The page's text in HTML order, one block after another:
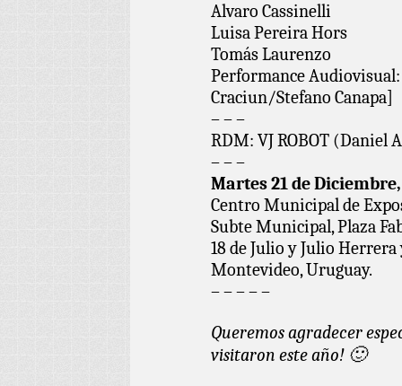
Alvaro Cassinelli
Luisa Pereira Hors
Tomás Laurenzo
Performance
Craciun/Stefano Canapa]
– – –
RDM: VJ ROBOT (Daniel
– – –
Martes 21 de
Centro Municipal de
Subte Municipal, Plaza
18 de Julio y Julio Herrera
Montevideo, Uruguay.
– – – – –
Queremos agradecer
visitaron este año! 🙂